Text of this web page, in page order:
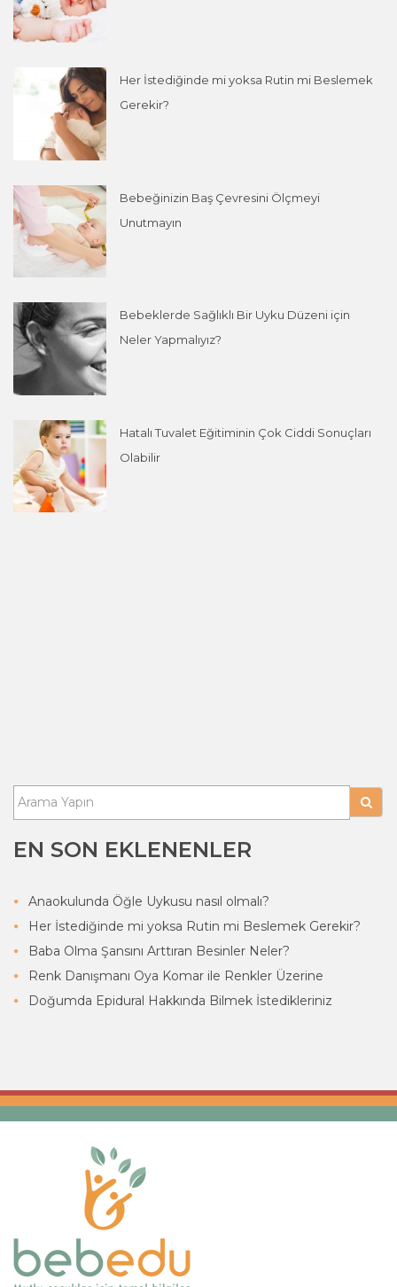
Her İstediğinde mi yoksa Rutin mi Beslemek
Gerekir?
Bebeğinizin Baş Çevresini Ölçmeyi
Unutmayın
Bebeklerde Sağlıklı Bir Uyku Düzeni için
Neler Yapmalıyız?
Hatalı Tuvalet Eğitiminin Çok Ciddi Sonuçları
Olabilir
EN SON EKLENENLER
Anaokulunda Öğle Uykusu nasıl olmalı?
Her İstediğinde mi yoksa Rutin mi Beslemek Gerekir?
Baba Olma Şansını Arttıran Besinler Neler?
Renk Danışmanı Oya Komar ile Renkler Üzerine
Doğumda Epidural Hakkında Bilmek İstedikleriniz